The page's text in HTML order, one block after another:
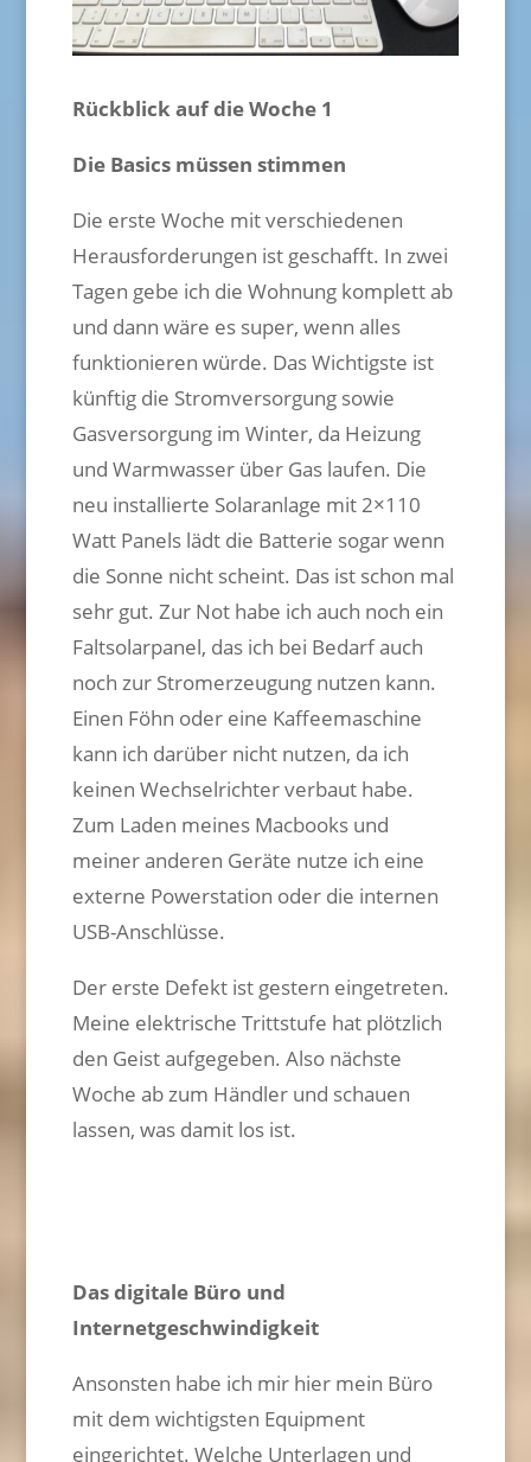
Rückblick auf die Woche 1
Die Basics müssen stimmen
Die erste Woche mit verschiedenen
Herausforderungen ist geschafft. In zwei
Tagen gebe ich die Wohnung komplett ab
und dann wäre es super, wenn alles
funktionieren würde. Das Wichtigste ist
künftig die Stromversorgung sowie
Gasversorgung im Winter, da Heizung
und Warmwasser über Gas laufen. Die
neu installierte Solaranlage mit 2×110
Watt Panels lädt die Batterie sogar wenn
die Sonne nicht scheint. Das ist schon mal
sehr gut. Zur Not habe ich auch noch ein
Faltsolarpanel, das ich bei Bedarf auch
noch zur Stromerzeugung nutzen kann.
Einen Föhn oder eine Kaffeemaschine
kann ich darüber nicht nutzen, da ich
keinen Wechselrichter verbaut habe.
Zum Laden meines Macbooks und
meiner anderen Geräte nutze ich eine
externe Powerstation oder die internen
USB-Anschlüsse.
Der erste Defekt ist gestern eingetreten.
Meine elektrische Trittstufe hat plötzlich
den Geist aufgegeben. Also nächste
Woche ab zum Händler und schauen
lassen, was damit los ist.
Das digitale Büro und
Internetgeschwindigkeit
Ansonsten habe ich mir hier mein Büro
mit dem wichtigsten Equipment
eingerichtet. Welche Unterlagen und